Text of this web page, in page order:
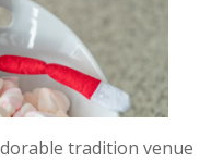
tradition venue